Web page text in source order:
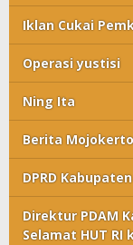
Iklan Cukai
Operasi yustisi
Ning Ita
Berita
DPRD
Direktur PDAM
Selamat HUT RI